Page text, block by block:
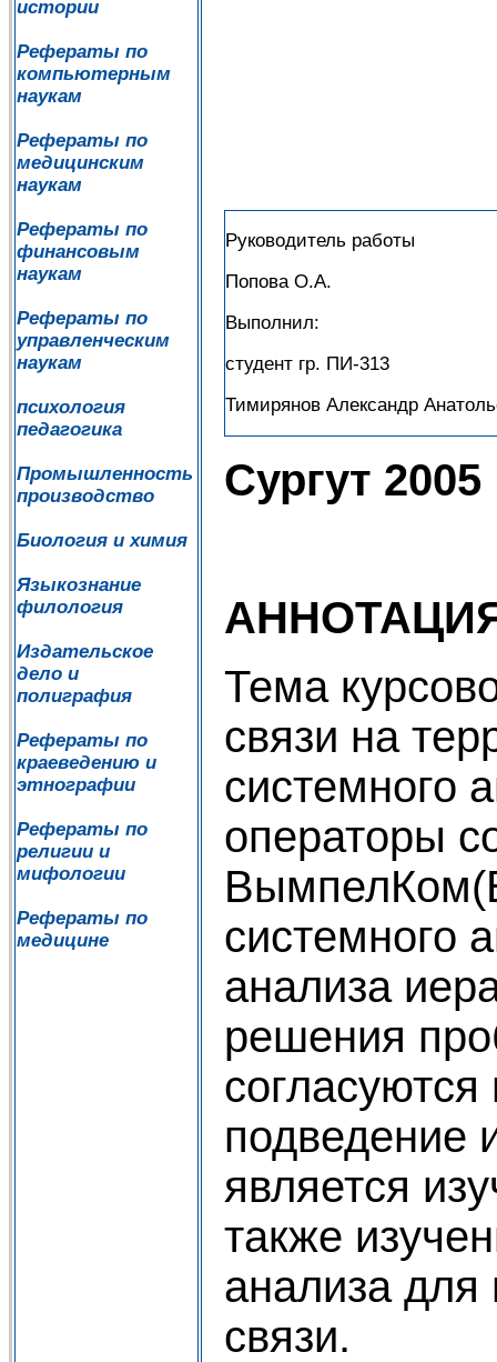
истории
Рефераты по
компьютерным
наукам
Рефераты по
медицинским
наукам
Рефераты по
финансовым
наукам
Рефераты по
управленческим
наукам
психология
педагогика
Промышленность
производство
Биология и химия
Языкознание
филология
Издательское
дело и
полиграфия
Рефераты по
краеведению и
этнографии
Рефераты по
религии и
мифологии
Рефераты по
медицине
Руководитель работы
Попова О.А.
Выполнил:
студент гр. ПИ-313
Тимирянов Александр
Сургут 2005
Тема
связи на
системного
операторы
системного
анализа
решения
подведение
является
также
анализа для
связи.